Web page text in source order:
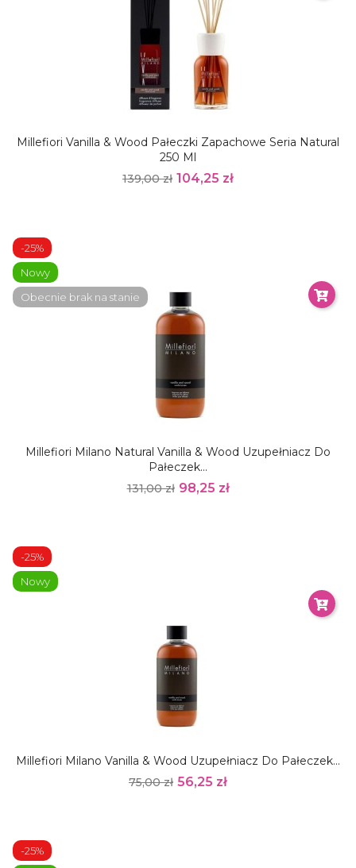
Millefiori Vanilla & Wood Pałeczki Zapachowe Seria Natural
250 Ml
139,00 zł 104,25 zł
Millefiori Milano Natural Vanilla & Wood Uzupełniacz Do
Pałeczek...
131,00 zł 98,25 zł
-25%
Nowy
Obecnie brak na stanie
Millefiori Milano Vanilla & Wood Uzupełniacz Do Pałeczek...
75,00 zł 56,25 zł
-25%
Nowy
-25%